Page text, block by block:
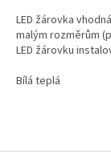
LED žárovka
malým rozměrům
LED žárovku
Bílá teplá